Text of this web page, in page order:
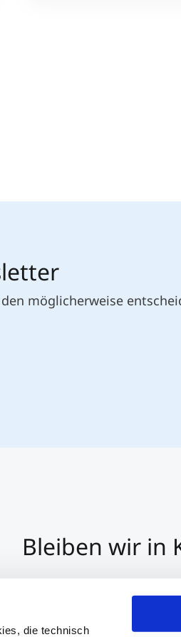
die technisch
möglicherweise
Bleiben wir in
Per Whatsapp kontaktieren